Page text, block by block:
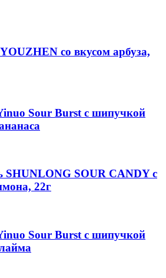
со вкусом арбуза,
Sour Burst с шипучкой
SHUNLONG SOUR CANDY с
22г
Sour Burst с шипучкой